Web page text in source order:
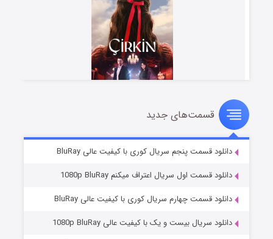
سریال زشت
قسمت۲ (زیرنویس) منتشر شد
قسمت‌های جدید
دانلود قسمت پنجم سریال کوری با کیفیت عالی BluRay
دانلود قسمت اول سریال اعتراف میکنم 1080p BluRay
دانلود قسمت چهارم سریال کوری با کیفیت عالی BluRay
دانلود سریال بیست و یک با کیفیت عالی 1080p BluRay